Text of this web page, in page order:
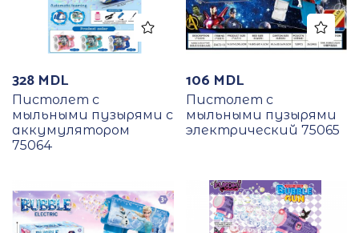
328 MDL
Пистолет с
мыльными пузырями с
аккумулятором
75064
106 MDL
Пистолет с
мыльными пузырями
электрический 75065